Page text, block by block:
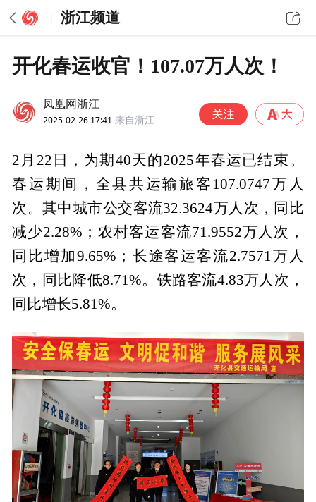
浙江频道
开化春运收官！107.07万人次！
凤凰网浙江
2025-02-26 17:41 来自浙江
2月22日，为期40天的2025年春运已结束。
春运期间，全县共运输旅客107.0747万人
次。其中城市公交客流32.3624万人次，同比
减少2.28%；农村客运客流71.9552万人次，
同比增加9.65%；长途客运客流2.7571万人
次，同比降低8.71%。铁路客流4.83万人次，
同比增长5.81%。